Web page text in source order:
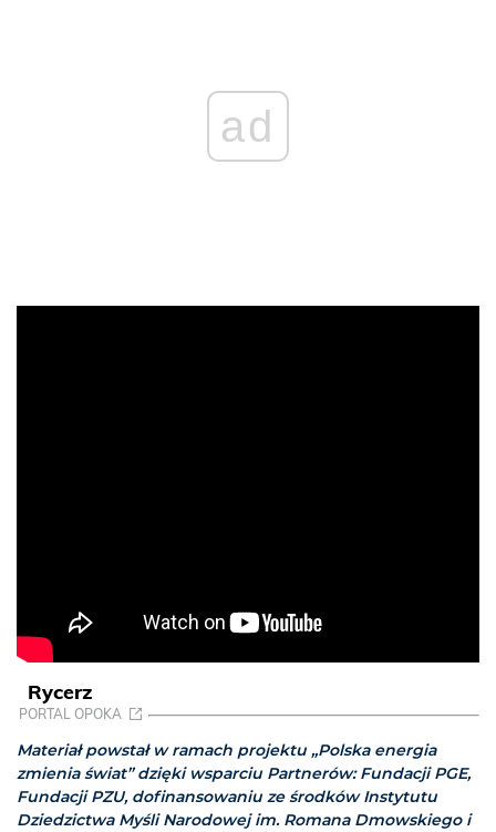
ad
Rycerz
PORTAL OPOKA
Materiał powstał w ramach projektu „Polska energia
zmienia świat” dzięki wsparciu Partnerów: Fundacji PGE,
Fundacji PZU, dofinansowaniu ze środków Instytutu
Dziedzictwa Myśli Narodowej im. Romana Dmowskiego i